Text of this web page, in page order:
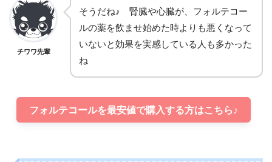
チワワ先輩
そうだね♪ 腎臓や心臓が、フォルテコー
ルの薬を飲ませ始めた時よりも悪くなって
いないと効果を実感している人も多かった
ね
フォルテコールを最安値で購入する方はこちら♪